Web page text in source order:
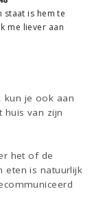
staat is hem te
me liever aan
kun je ook aan
huis van zijn
het of de
eten is natuurlijk